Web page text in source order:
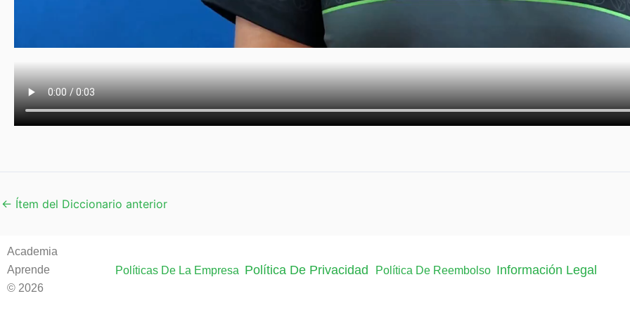
← Ítem del Diccionario anterior
Academia
Aprende
© 2026
Políticas De La Empresa Política De Privacidad Política De Reembolso Información Legal